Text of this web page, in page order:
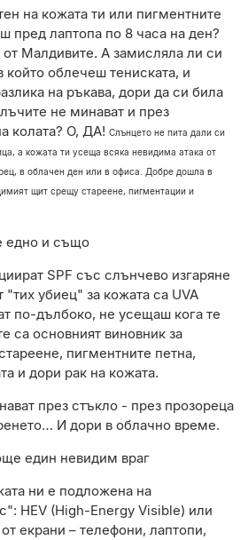
на кожата ти или пигментните
пред лаптопа по 8 часа на ден?
Малдивите. А замисляла ли си
облечеш тениската, и
на ръкава, дори да си била
не минават и през
колата? О, ДА! Слънцето не пита дали си
а кожата ти усеща всяка невидима атака от
в облачен ден или в офиса. Добре дошла в
щит срещу стареене, пигментации и
едно и също
SPF със слънчево изгаряне
"тих убиец" за кожата са UVA
по-дълбоко, не усещаш кога те
са основният виновник за
пигментните петна,
и дори рак на кожата.
през стъкло - през прозореца
И дори в облачно време.
един невидим враг
ни е подложена на
HEV (High-Energy Visible) или
екрани – телефони, лаптопи,